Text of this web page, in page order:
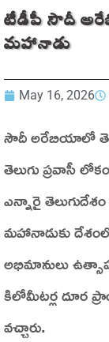
టీడీపీ సౌదీ
మహానాడు
May 16, 2026
సౌదీ అరేబియాలో
తెలుగు ప్రవాసీ
ఎన్నారై
మహానాడుకు
అభిమానులు
కిలోమీటర్ల దూర
వచ్చారు.